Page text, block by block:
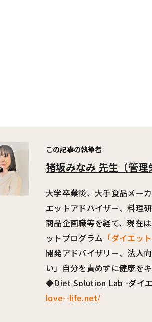
この記事の執筆者
猪坂みなみ 先生 （管理
大学卒業後、大手食品メー
エットアドバイザー、料理
商品企画職等を経て、現在
ットプログラム 「ダイエッ
開発アドバイザリー、法人
い」自分を責めずに健康を
◆Diet Solution Lab -ダイエ
love--life.net/